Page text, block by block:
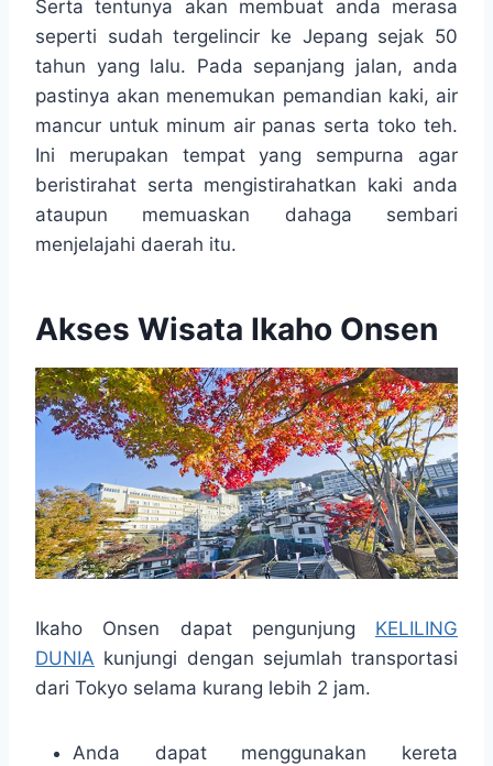
Serta tentunya akan membuat anda merasa
seperti sudah tergelincir ke Jepang sejak 50
tahun yang lalu. Pada sepanjang jalan, anda
pastinya akan menemukan pemandian kaki, air
mancur untuk minum air panas serta toko teh.
Ini merupakan tempat yang sempurna agar
beristirahat serta mengistirahatkan kaki anda
ataupun memuaskan dahaga sembari
menjelajahi daerah itu.
Akses Wisata Ikaho Onsen
Ikaho Onsen dapat pengunjung KELILING
DUNIA kunjungi dengan sejumlah transportasi
dari Tokyo selama kurang lebih 2 jam.
Anda dapat menggunakan kereta